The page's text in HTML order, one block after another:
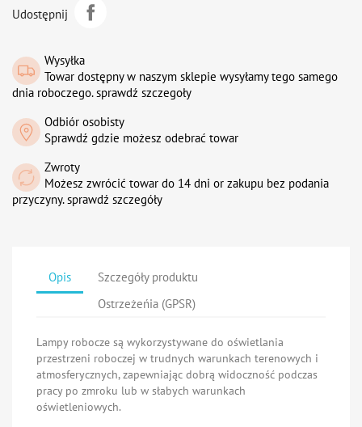
Udostępnij
Wysyłka
Towar dostępny w naszym sklepie wysyłamy tego samego
dnia roboczego. sprawdź szczegoły
Odbiór osobisty
Sprawdź gdzie możesz odebrać towar
Zwroty
Możesz zwrócić towar do 14 dni or zakupu bez podania
przyczyny. sprawdź szczegóły
Opis
Szczegóły produktu
Ostrzeżeńia (GPSR)
Lampy robocze są wykorzystywane do oświetlania
przestrzeni roboczej w trudnych warunkach terenowych i
atmosferycznych, zapewniając dobrą widoczność podczas
pracy po zmroku lub w słabych warunkach
oświetleniowych.